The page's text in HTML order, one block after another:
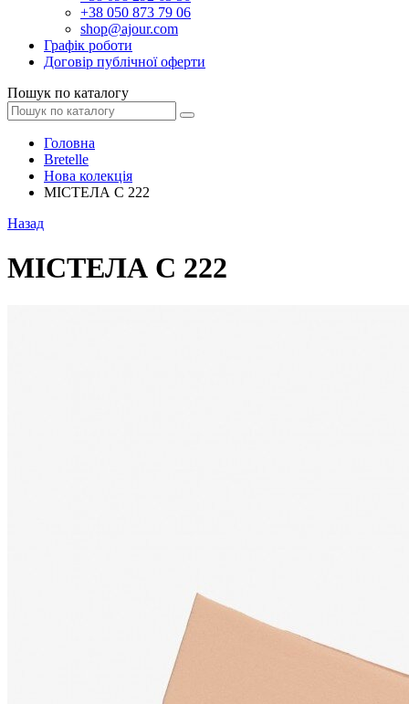
+38 050 873 79 06
shop@ajour.com
Графік роботи
Договір публічної оферти
Пошук по каталогу
Головна
Bretelle
Нова колекція
МІСТЕЛА С 222
Назад
МІСТЕЛА С 222